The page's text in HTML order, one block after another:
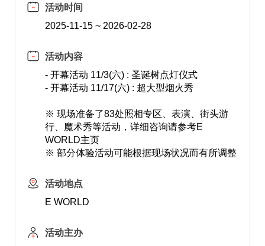
活动时间
2025-11-15 ~ 2026-02-28
活动内容
- 开幕活动 11/3(六) : 圣诞树点灯仪式
- 开幕活动 11/17(六) : 超大型烟火秀
※ 现场准备了83处照相专区、表演、街头游
行、魔术秀等活动，详细咨询请参考E
WORLD主页
※ 部分体验活动可能根据现场状况而有所调整
活动地点
E WORLD
活动主办